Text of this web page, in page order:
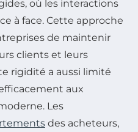
où les interactions
à face. Cette approche
de maintenir
clients et leurs
rigidité a aussi limité
aux
Les
des acheteurs,